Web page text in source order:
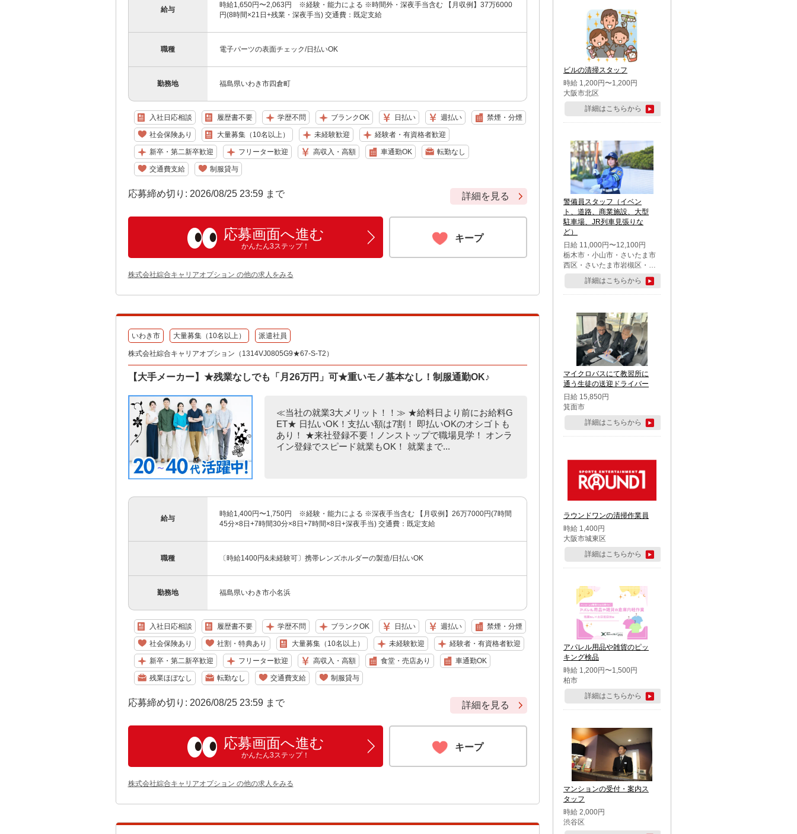
給与
時給1,650円〜2,063円 ※経験・能力による ※時間外・深夜手当含む 【月収例】37万6000
円(8時間×21日+残業・深夜手当) 交通費：既定支給
職種 電子パーツの表面チェック/日払いOK
勤務地 福島県いわき市四倉町
入社日応相談 履歴書不要 学歴不問 ブランクOK 日払い 週払い 禁煙・分煙
社会保険あり 大量募集（10名以上） 未経験歓迎 経験者・有資格者歓迎
新卒・第二新卒歓迎 フリーター歓迎 高収入・高額 車通勤OK 転勤なし
交通費支給 制服貸与
応募締め切り: 2026/08/25 23:59 まで 詳細を見る
応募画面へ進む
かんたん3ステップ！
キープ
株式会社綜合キャリアオプション の他の求人をみる
いわき市 大量募集（10名以上） 派遣社員
株式会社綜合キャリアオプション（1314VJ0805G9★67-S-T2）
【大手メーカー】★残業なしでも「月26万円」可★重いモノ基本なし！制服通勤OK♪
≪当社の就業3大メリット！！≫ ★給料日より前にお給料G
ET★ 日払いOK！支払い額は7割！ 即払いOKのオシゴトも
あり！ ★来社登録不要！ノンストップで職場見学！ オンラ
イン登録でスピード就業もOK！ 就業まで...
給与
時給1,400円〜1,750円 ※経験・能力による ※深夜手当含む 【月収例】26万7000円(7時間
45分×8日+7時間30分×8日+7時間×8日+深夜手当) 交通費：既定支給
職種 〔時給1400円&未経験可〕携帯レンズホルダーの製造/日払いOK
勤務地 福島県いわき市小名浜
入社日応相談 履歴書不要 学歴不問 ブランクOK 日払い 週払い 禁煙・分煙
社会保険あり 社割・特典あり 大量募集（10名以上） 未経験歓迎 経験者・有資格者歓迎
新卒・第二新卒歓迎 フリーター歓迎 高収入・高額 食堂・売店あり 車通勤OK
残業ほぼなし 転勤なし 交通費支給 制服貸与
応募締め切り: 2026/08/25 23:59 まで 詳細を見る
応募画面へ進む
かんたん3ステップ！
キープ
株式会社綜合キャリアオプション の他の求人をみる
市・鶴ケ島市・千葉市中央
区・市川市・松戸市・習志野
市・柏市・流山市・八千代
市・足立区・江戸川区・八王
子市・町田市
ビルの清掃スタッフ
時給 1,200円〜1,200円
大阪市北区
詳細はこちらから
警備員スタッフ（イベン
ト、道路、商業施設、大型
駐車場、JR列車見張りな
ど）
日給 11,000円〜12,100円
栃木市・小山市・さいたま市
西区・さいたま市岩槻区・久
喜市・蓮田市
詳細はこちらから
マイクロバスにて教習所に
通う生徒の送迎ドライバー
日給 15,850円
箕面市
詳細はこちらから
ラウンドワンの清掃作業員
時給 1,400円
大阪市城東区
詳細はこちらから
アパレル用品や雑貨のピッ
キング検品
時給 1,200円〜1,500円
柏市
詳細はこちらから
マンションの受付・案内ス
タッフ
時給 2,000円
渋谷区